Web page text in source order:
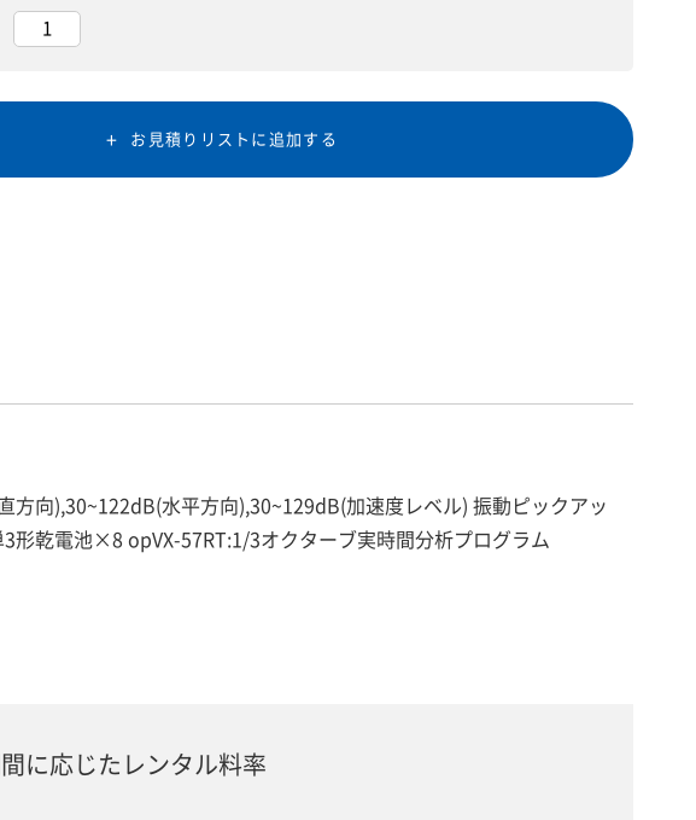
お見積りリストに追加する
方向),30~122dB(水平方向),30~129dB(加速度レベル) 振動ピックアッ
形乾電池×8 opVX-57RT:1/3オクターブ実時間分析プログラム
応じたレンタル料率